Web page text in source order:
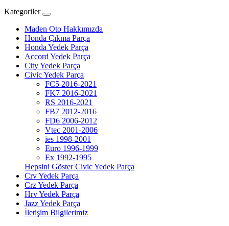
Kategoriler
Maden Oto Hakkımızda
Honda Çıkma Parça
Honda Yedek Parça
Accord Yedek Parça
City Yedek Parça
Civic Yedek Parça
FC5 2016-2021
FK7 2016-2021
RS 2016-2021
FB7 2012-2016
FD6 2006-2012
Vtec 2001-2006
ies 1998-2001
Euro 1996-1999
Ex 1992-1995
Hepsini Göster Civic Yedek Parça
Crv Yedek Parça
Crz Yedek Parça
Hrv Yedek Parça
Jazz Yedek Parça
İletişim Bilgilerimiz